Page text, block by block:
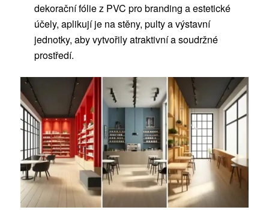
dekorační fólie z PVC pro branding a estetické
účely, aplikují je na stěny, pulty a výstavní
jednotky, aby vytvořily atraktivní a soudržné
prostředí.